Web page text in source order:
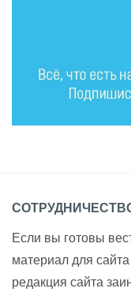
Если вы готовы
материал для
редакция сайта